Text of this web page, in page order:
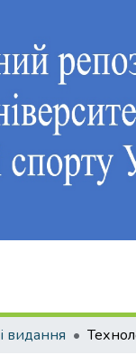
видання